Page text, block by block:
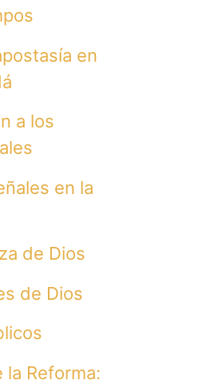
en
a los
en la
de Dios
de Dios
Reforma: